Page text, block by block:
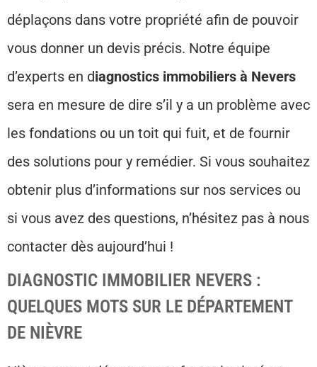
déplaçons dans votre propriété afin de pouvoir
vous donner un devis précis. Notre équipe
d’experts en diagnostics immobiliers à Nevers
sera en mesure de dire s’il y a un problème avec
les fondations ou un toit qui fuit, et de fournir
des solutions pour y remédier. Si vous souhaitez
obtenir plus d’informations sur nos services ou
si vous avez des questions, n’hésitez pas à nous
contacter dès aujourd’hui !
DIAGNOSTIC IMMOBILIER NEVERS :
QUELQUES MOTS SUR LE DÉPARTEMENT
DE NIÈVRE